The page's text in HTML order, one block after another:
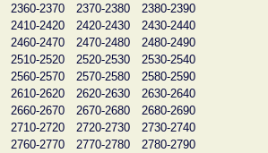
2360-2370 2370-2380
2380-2390
2410-2420 2420-2430
2430-2440
2460-2470 2470-2480
2480-2490
2510-2520 2520-2530
2530-2540
2560-2570 2570-2580
2580-2590
2610-2620 2620-2630
2630-2640
2660-2670 2670-2680
2680-2690
2710-2720 2720-2730
2730-2740
2760-2770 2770-2780
2780-2790